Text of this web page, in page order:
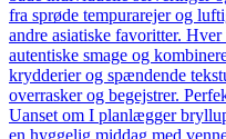
fra sprøde tempurarejer og
andre asiatiske favoritter.
autentiske smage og
krydderier og spændende
overrasker og begejstrer.
Uanset om I planlægger